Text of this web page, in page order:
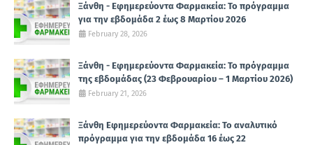
Ξάνθη - Εφημερεύοντα Φαρμακεία: Το πρόγραμμα
για την εβδομάδα 2 έως 8 Μαρτίου 2026
February 28, 2026
Ξάνθη - Εφημερεύοντα Φαρμακεία: Το πρόγραμμα
της εβδομάδας (23 Φεβρουαρίου – 1 Μαρτίου 2026)
February 21, 2026
Ξάνθη Εφημερεύοντα Φαρμακεία: Το αναλυτικό
πρόγραμμα για την εβδομάδα 16 έως 22